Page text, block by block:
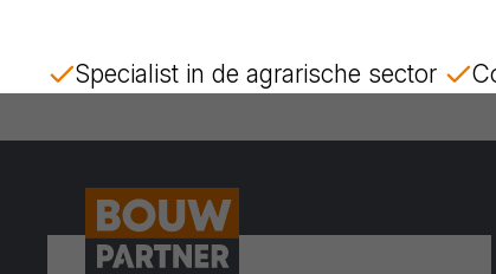
Specialist in de agrarische sector